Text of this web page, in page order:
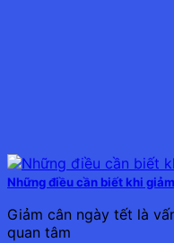
Những điều cần biết khi
Giảm cân ngày tết là
quan tâm